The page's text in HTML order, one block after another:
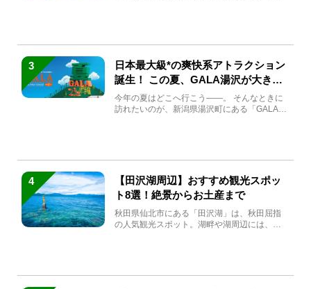
3
日本最大級*の爽快系アトラクション
誕生！ この夏、GALA湯沢が大きく
生まれ変わる
今年の夏はどこへ行こう――。 そんなときに
訪れたいのが、新潟県湯沢町にある「GALA湯
4
【田沢湖周辺】おすすめ観光スポッ
ト8選！絶景からお土産まで
秋田県仙北市にある「田沢湖」は、秋田屈指
の人気観光スポット。湖畔や湖周辺には、田